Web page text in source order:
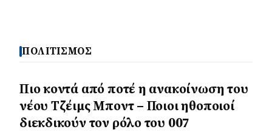
ΠΟΛΙΤΙΣΜΟΣ
Πιο κοντά από ποτέ η ανακοίνωση του
νέου Τζέιμς Μποντ – Ποιοι ηθοποιοί
διεκδικούν τον ρόλο του 007